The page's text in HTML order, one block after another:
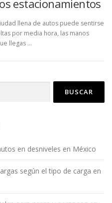
estacionamientos
llena de autos puede sentirse
por media hora, las manos
llegas …
en desniveles en México
según el tipo de carga en